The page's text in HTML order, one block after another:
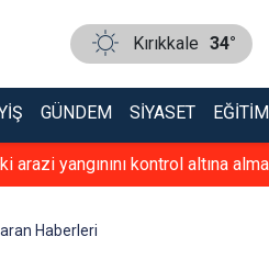
Kırıkkale 34°
GÜNDEM SIYASET EĞITIM
arazi yangınını kontrol altına alma
Haberleri